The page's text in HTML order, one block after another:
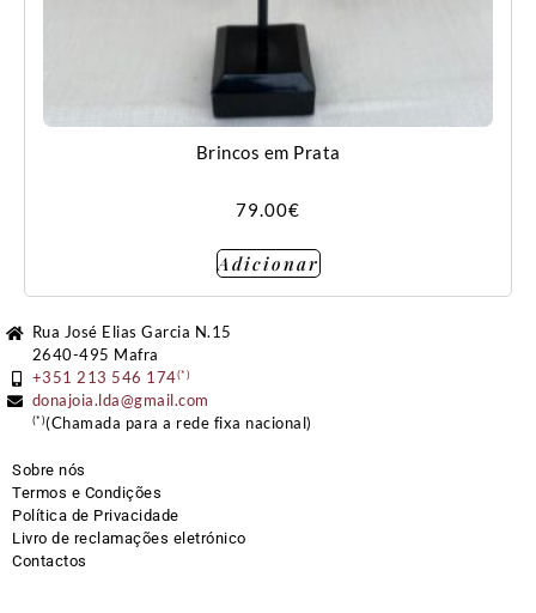
Brincos em Prata
79.00€
Adicionar
Rua José Elias Garcia N.15
2640-495 Mafra
+351 213 546 174(*)
donajoia.lda@gmail.com
(*)(Chamada para a rede fixa nacional)
Sobre nós
Termos e Condições
Política de Privacidade
Livro de reclamações eletrónico
Contactos